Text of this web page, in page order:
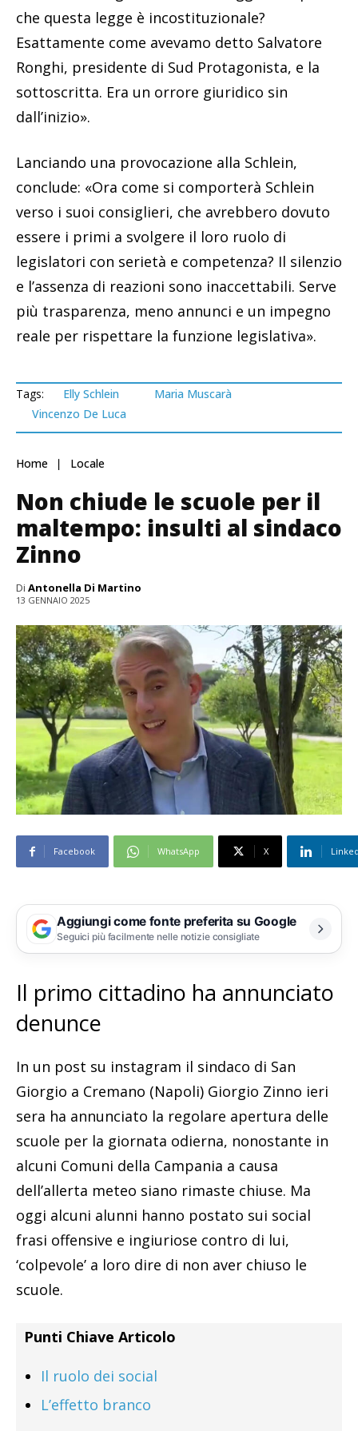
che questa legge è incostituzionale?
Esattamente come avevamo detto Salvatore
Ronghi, presidente di Sud Protagonista, e la
sottoscritta. Era un orrore giuridico sin
dall’inizio».
Lanciando una provocazione alla Schlein,
conclude: «Ora come si comporterà Schlein
verso i suoi consiglieri, che avrebbero dovuto
essere i primi a svolgere il loro ruolo di
legislatori con serietà e competenza? Il silenzio
e l’assenza di reazioni sono inaccettabili. Serve
più trasparenza, meno annunci e un impegno
reale per rispettare la funzione legislativa».
Tags: Elly Schlein
Maria Muscarà
Vincenzo De Luca
Home Locale
Non chiude le scuole per il
maltempo: insulti al sindaco
Zinno
Di Antonella Di Martino
13 GENNAIO 2025
Facebook WhatsApp X
Aggiungi come fonte preferita su Google
Seguici più facilmente nelle notizie consigliate
Il primo cittadino ha annunciato
denunce
In un post su instagram il sindaco di San
Giorgio a Cremano (Napoli) Giorgio Zinno ieri
sera ha annunciato la regolare apertura delle
scuole per la giornata odierna, nonostante in
alcuni Comuni della Campania a causa
dell’allerta meteo siano rimaste chiuse. Ma
oggi alcuni alunni hanno postato sui social
frasi offensive e ingiuriose contro di lui,
‘colpevole’ a loro dire di non aver chiuso le
scuole.
Punti Chiave Articolo
Il ruolo dei social
L’effetto branco